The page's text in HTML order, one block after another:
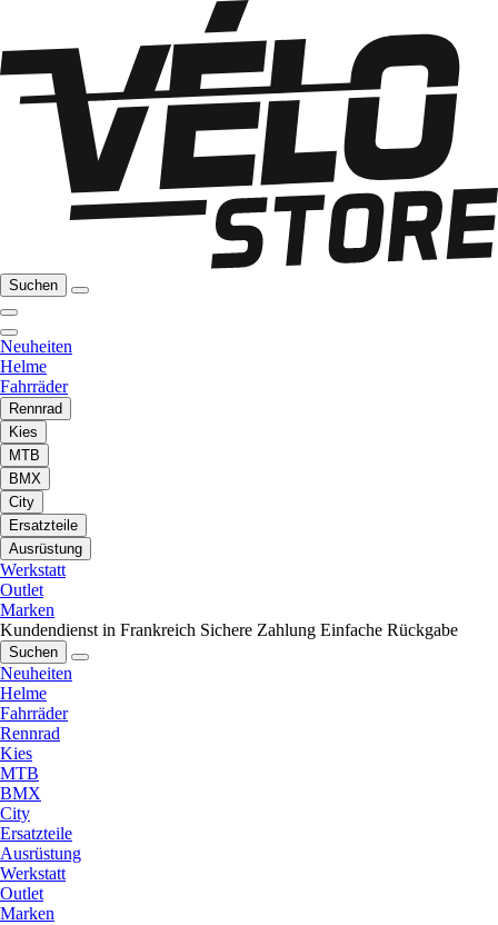
Suchen
Neuheiten
Helme
Fahrräder
Rennrad
Kies
MTB
BMX
City
Ersatzteile
Ausrüstung
Werkstatt
Outlet
Marken
Kundendienst in Frankreich Sichere Zahlung Einfache Rückgabe
Suchen
Neuheiten
Helme
Fahrräder
Rennrad
Kies
MTB
BMX
City
Ersatzteile
Ausrüstung
Werkstatt
Outlet
Marken